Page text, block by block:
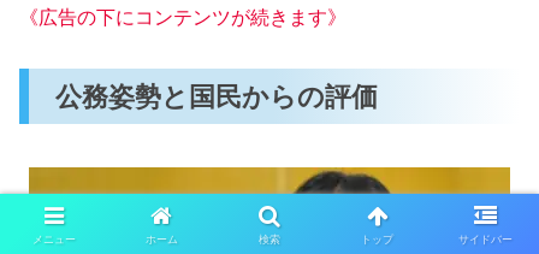
《広告の下にコンテンツが続きます》
公務姿勢と国民からの評価
メニュー ホーム 検索 トップ サイドバー